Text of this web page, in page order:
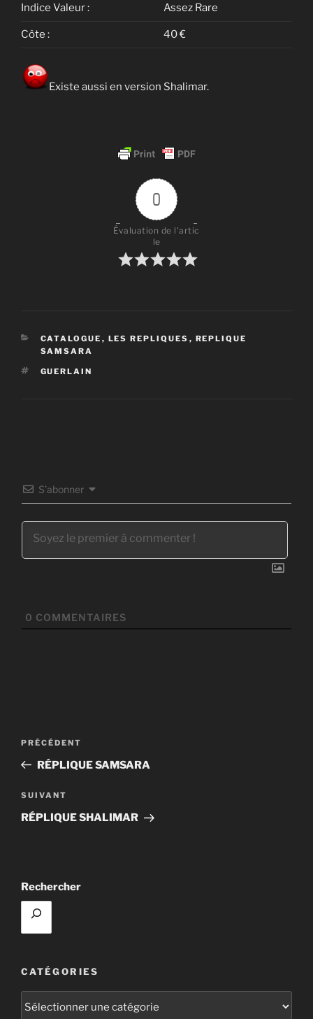
Indice Valeur : Assez Rare
Côte : 40 €
Existe aussi en version Shalimar.
0
Évaluation de l'artic
le
CATÉGORIES
CATALOGUE , LES REPLIQUES , REPLIQUE
SAMSARA
ÉTIQUETTES
GUERLAIN
S’abonner
0 COMMENTAIRES
Navigation
l’article
Article
précédent
PRÉCÉDENT
RÉPLIQUE SAMSARA
Article
suivant
SUIVANT
RÉPLIQUE SHALIMAR
Rechercher
CATÉGORIES